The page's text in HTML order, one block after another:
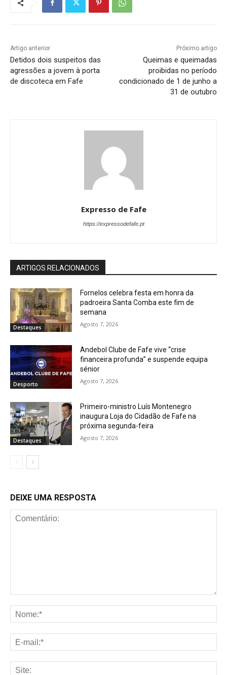
Artigo anterior
Detidos dois suspeitos das
agressões a jovem à porta
de discoteca em Fafe
Próximo artigo
Queimas e queimadas
proibidas no período
condicionado de 1 de junho a
31 de outubro
Expresso de Fafe
https://expressodefafe.pt
ARTIGOS RELACIONADOS
Destaques
Fornelos celebra festa em honra da
padroeira Santa Comba este fim de
semana
Agosto 7, 2026
Desporto
Andebol Clube de Fafe vive “crise
financeira profunda” e suspende equipa
sénior
Agosto 7, 2026
Destaques
Primeiro-ministro Luís Montenegro
inaugura Loja do Cidadão de Fafe na
próxima segunda-feira
Agosto 7, 2026
DEIXE UMA RESPOSTA